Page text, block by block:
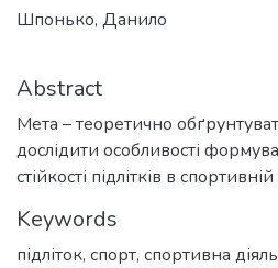
Шпонько, Данило
Abstract
Мета – теоретично
дослідити особливості
стійкості підлітків в спортивній
Keywords
підліток, спорт, спортивна